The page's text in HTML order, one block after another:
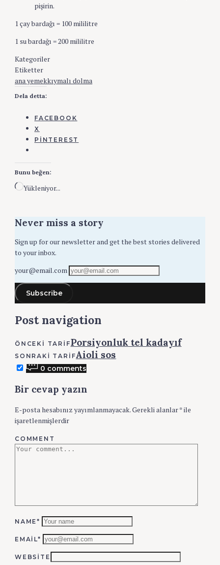
pişirin.
1 çay bardağı = 100 mililitre
1 su bardağı = 200 mililitre
Kategoriler
Etiketter
ana yemekkıymalı dolma
Dela detta:
FACEBOOK
X
PINTEREST
Bunu beğen:
Yükleniyor...
Never miss a story
Sign up for our newsletter and get the best stories delivered
to your inbox.
your@email.com
Subscribe
Post navigation
ÖNCEKI TARIFPorsiyonluk tel kadayıf
SONRAKI TARIFAioli sos
0 comments
Bir cevap yazın
E-posta hesabınız yayımlanmayacak.Gerekli alanlar*ile
işaretlenmişlerdir
COMMENT
NAME*
EMAIL*
WEBSITE